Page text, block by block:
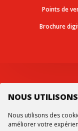
NOUS
Nous utilisons des
améliorer votre
Points de
Brochure